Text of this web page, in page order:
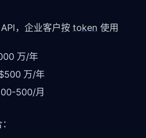
，企业客户按 token 使用
万/年
万/年
500/月